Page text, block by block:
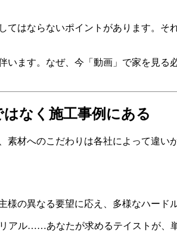
はならないポイントがあります。そ
ます。なぜ、今「動画」で家を見
なく施工事例にある
材へのこだわりは各社によって違
の異なる要望に応え、多様なハード
アル……あなたが求めるテイストが、